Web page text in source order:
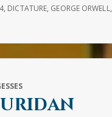
, DICTATURE, GEORGE ORWELL,